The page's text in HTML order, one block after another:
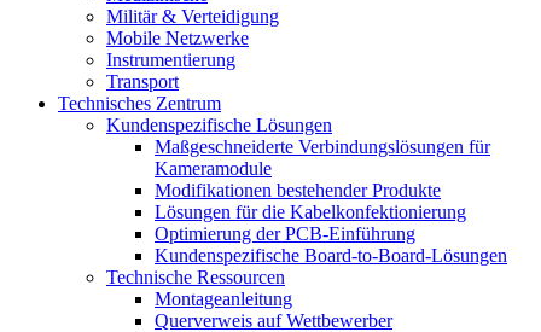
Militär & Verteidigung
Mobile Netzwerke
Instrumentierung
Transport
Technisches Zentrum
Kundenspezifische Lösungen
Maßgeschneiderte Verbindungslösungen für
Kameramodule
Modifikationen bestehender Produkte
Lösungen für die Kabelkonfektionierung
Optimierung der PCB-Einführung
Kundenspezifische Board-to-Board-Lösungen
Technische Ressourcen
Montageanleitung
Querverweis auf Wettbewerber